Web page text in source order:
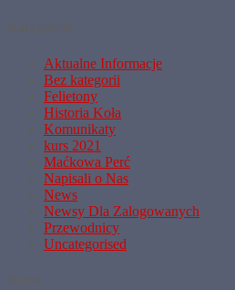
Aktualne Informacje
Bez kategorii
Felietony
Historia Koła
Komunikaty
kurs 2021
Maćkowa Perć
Napisali o Nas
News
Newsy Dla Zalogowanych
Przewodnicy
Uncategorised